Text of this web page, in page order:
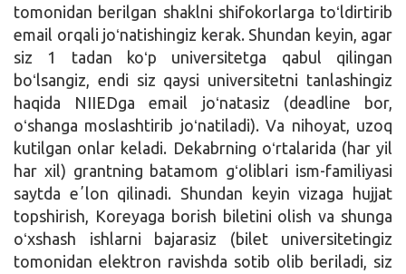
tomonidan berilgan shaklni shifokorlarga toʻldirtirib
email orqali joʻnatishingiz kerak. Shundan keyin, agar
siz 1 tadan koʻp universitetga qabul qilingan
boʻlsangiz, endi siz qaysi universitetni tanlashingiz
haqida NIIEDga email joʻnatasiz (deadline bor,
oʻshanga moslashtirib joʻnatiladi). Va nihoyat, uzoq
kutilgan onlar keladi. Dekabrning oʻrtalarida (har yil
har xil) grantning batamom gʻoliblari ism-familiyasi
saytda eʼlon qilinadi. Shundan keyin vizaga hujjat
topshirish, Koreyaga borish biletini olish va shunga
oʻxshash ishlarni bajarasiz (bilet universitetingiz
tomonidan elektron ravishda sotib olib beriladi, siz